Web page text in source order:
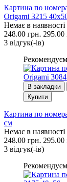
Картина по
Origami 3215
Немає в наявності
248.00 грн. 295.00
3 вiдгук(-iв)
В закладки
Купити
Картина по
см
Немає в наявності
248.00 грн. 295.00
3 вiдгук(-iв)